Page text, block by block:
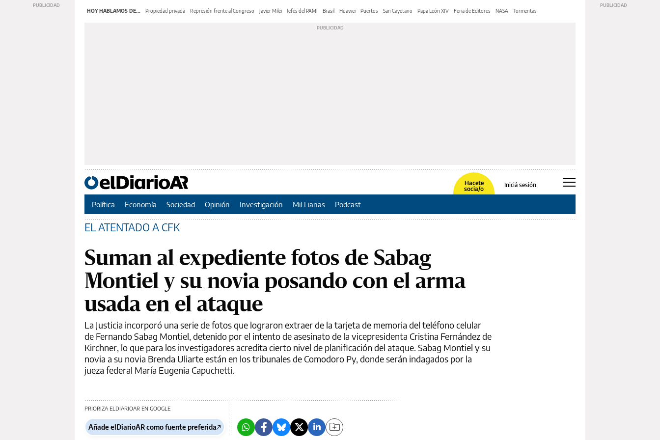
HOY HABLAMOS DE... Propiedad privada Represión frente al Congreso Javier Milei Jefes del PAMI Brasil Huawei Puertos San Cayetano Papa León XIV Feria de Editores NASA Tormentas
Hacete
socia/o
Iniciá sesión
Política Economía Sociedad Opinión Investigación Mil Lianas Podcast
EL ATENTADO A CFK
Suman al expediente fotos de Sabag
Montiel y su novia posando con el arma
usada en el ataque
La Justicia incorporó una serie de fotos que lograron extraer de la tarjeta de memoria del teléfono celular
de Fernando Sabag Montiel, detenido por el intento de asesinato de la vicepresidenta Cristina Fernández de
Kirchner, lo que para los investigadores acredita cierto nivel de planificación del ataque. Sabag Montiel y su
novia a su novia Brenda Uliarte están en los tribunales de Comodoro Py, donde serán indagados por la
jueza federal María Eugenia Capuchetti.
PRIORIZA ELDIARIOAR EN GOOGLE
Añade elDiarioAR como fuente preferida